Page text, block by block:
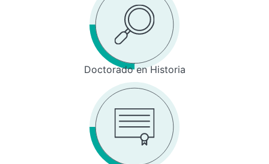
Doctorado en Historia